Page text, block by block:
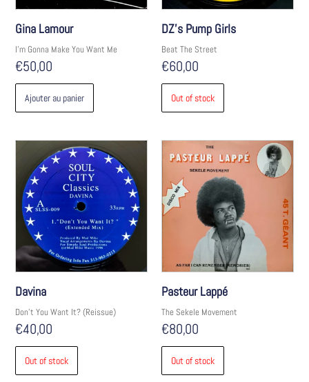
Gina Lamour
I'm Gonna Make You Want Me
€50,00
Ajouter au panier
DZ’s Pump Girls
Beat The Street
€60,00
Out of stock
Davina
Don't You Want It? (Reissue)
€40,00
Out of stock
Pasteur Lappé
The Sekele Movement
€80,00
Out of stock